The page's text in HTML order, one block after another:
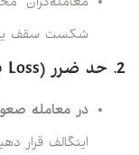
معامله‌گران
شکست سقف
2. حد ضرر (Stop Loss)
در معامله
اینگالف قرار